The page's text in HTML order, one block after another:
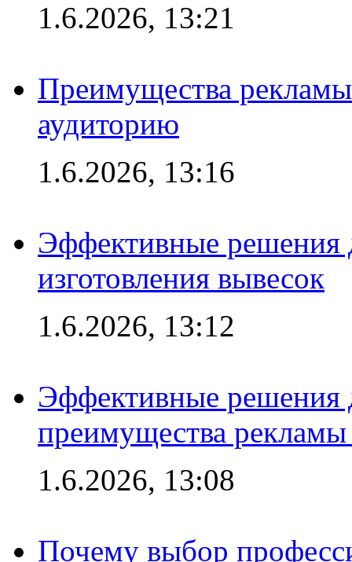
1.6.2026, 13:21
Преимущества
аудиторию
1.6.2026, 13:16
Эффективные решения
изготовления вывесок
1.6.2026, 13:12
Эффективные решения
преимущества рекламы
1.6.2026, 13:08
Почему выбор